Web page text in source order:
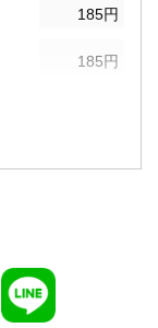
185円
185円